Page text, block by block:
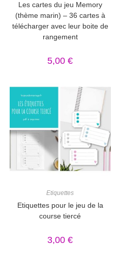
Les cartes du jeu Memory
(thème marin) – 36 cartes à
télécharger avec leur boite de
rangement
5,00€
Etiquettes
Etiquettes pour le jeu de la
course tiercé
3,00€